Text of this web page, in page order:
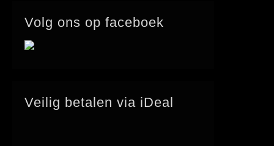
Volg ons op faceboek
Veilig betalen via iDeal